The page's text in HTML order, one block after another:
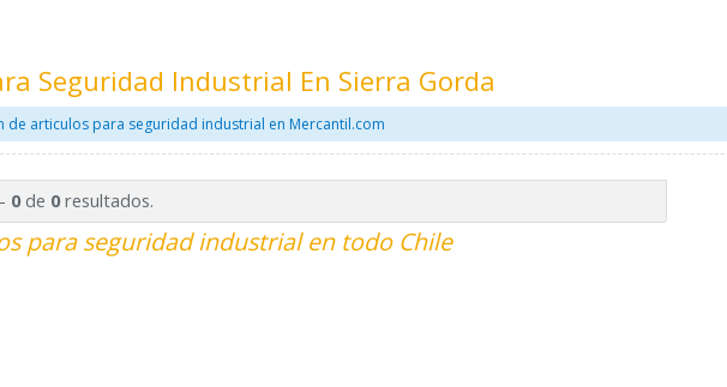
Seguridad Industrial En Sierra Gorda
de articulos para seguridad industrial en Mercantil.com
0de 0resultados.
para seguridad industrial en todo Chile